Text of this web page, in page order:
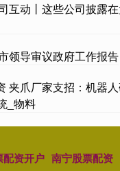
互动丨这些公司披露
领导审议政府工作报告
夹爪厂家支招：机器
_物料
配资开户 南宁股票配资